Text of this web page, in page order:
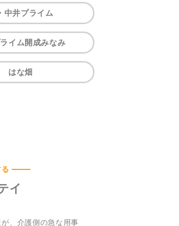
中井プライム
イム開成みなみ
はな畑
イ
、介護側の急な用事